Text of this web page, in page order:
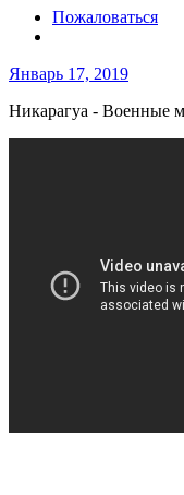
Пожаловаться
Январь 17, 2019
Никарагуа - Военные